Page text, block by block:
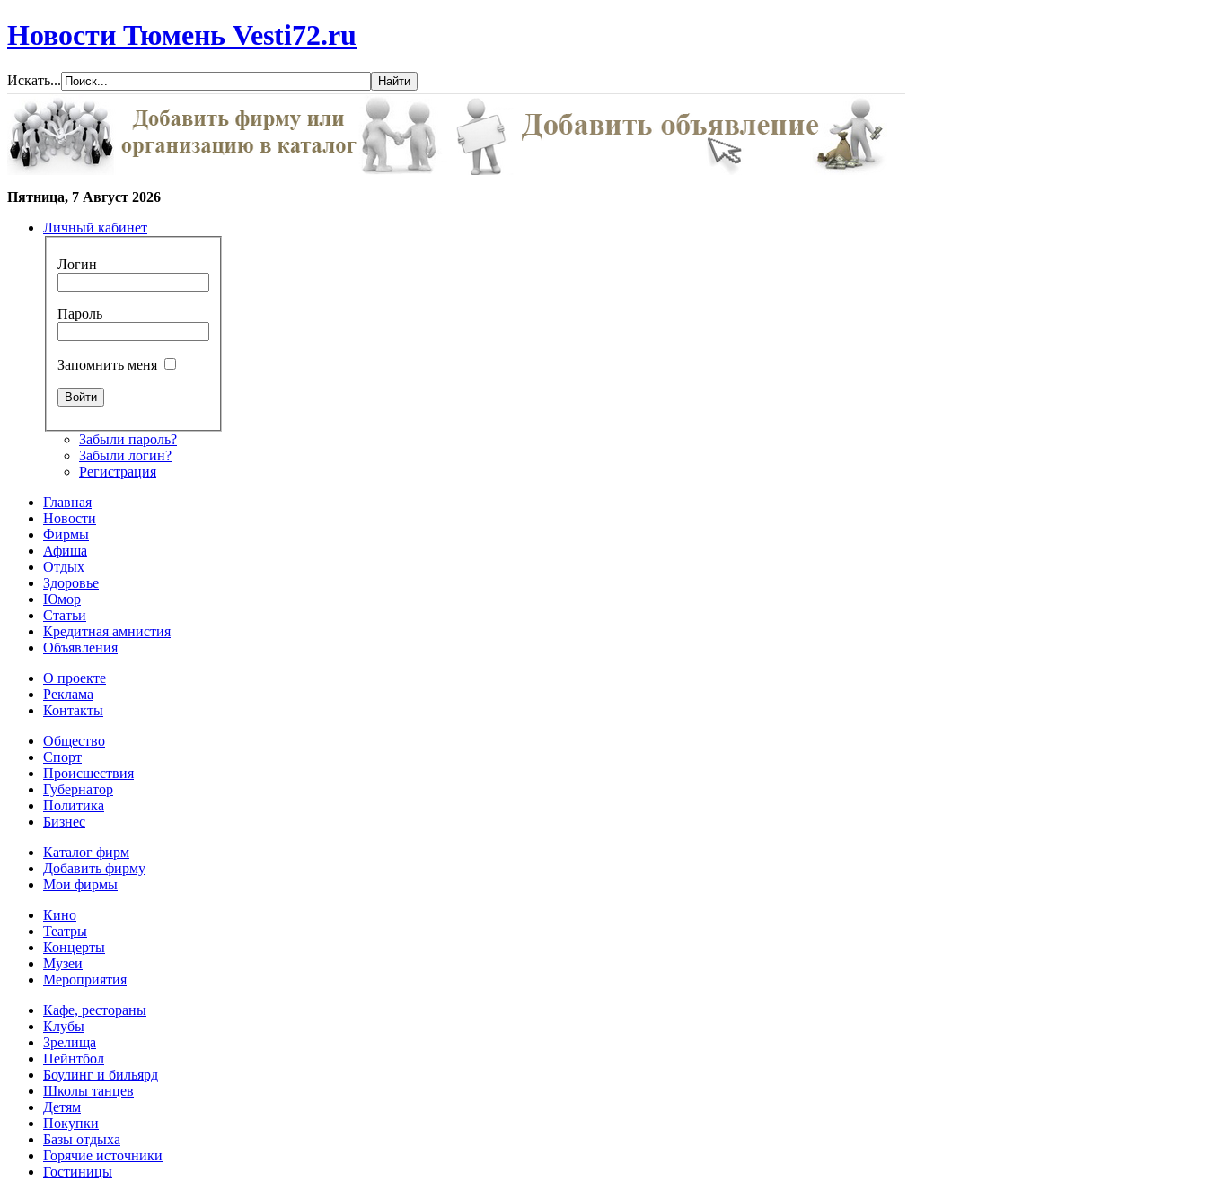
Новости Тюмень Vesti72.ru
Искать...
Пятница, 7 Август 2026
Личный кабинет
Логин
Пароль
Запомнить меня
Забыли пароль?
Забыли логин?
Регистрация
Главная
Новости
Фирмы
Афиша
Отдых
Здоровье
Юмор
Статьи
Кредитная амнистия
Объявления
О проекте
Реклама
Контакты
Общество
Спорт
Происшествия
Губернатор
Политика
Бизнес
Каталог фирм
Добавить фирму
Мои фирмы
Кино
Театры
Концерты
Музеи
Мероприятия
Кафе, рестораны
Клубы
Зрелища
Пейнтбол
Боулинг и бильярд
Школы танцев
Детям
Покупки
Базы отдыха
Горячие источники
Гостиницы